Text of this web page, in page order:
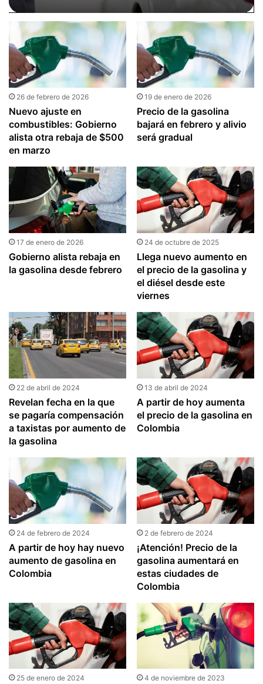
petróleo
26 de febrero de 2026
Nuevo ajuste en
combustibles: Gobierno
alista otra rebaja de $500
en marzo
19 de enero de 2026
Precio de la gasolina
bajará en febrero y alivio
será gradual
17 de enero de 2026
Gobierno alista rebaja en
la gasolina desde febrero
24 de octubre de 2025
Llega nuevo aumento en
el precio de la gasolina y
el diésel desde este
viernes
22 de abril de 2024
Revelan fecha en la que
se pagaría compensación
a taxistas por aumento de
la gasolina
13 de abril de 2024
A partir de hoy aumenta
el precio de la gasolina en
Colombia
24 de febrero de 2024
A partir de hoy hay nuevo
aumento de gasolina en
Colombia
2 de febrero de 2024
¡Atención! Precio de la
gasolina aumentará en
estas ciudades de
Colombia
25 de enero de 2024 4 de noviembre de 2023